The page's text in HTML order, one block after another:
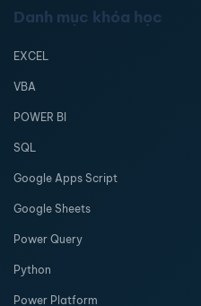
Danh mục khóa học
EXCEL
VBA
POWER BI
SQL
Google Apps Script
Google Sheets
Power Query
Python
Power Platform